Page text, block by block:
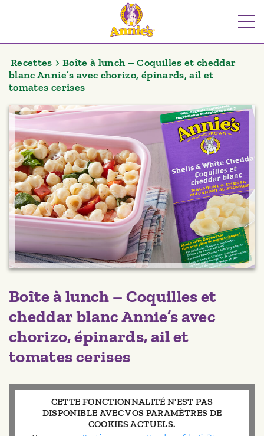
Recettes
Boîte à lunch – Coquilles et cheddar
blanc Annie’s avec chorizo, épinards, ail et
tomates cerises
Boîte à lunch – Coquilles et
cheddar blanc Annie’s avec
chorizo, épinards, ail et
tomates cerises
CETTE FONCTIONNALITÉ N'EST PAS
DISPONIBLE AVEC VOS PARAMÈTRES DE
COOKIES ACTUELS.